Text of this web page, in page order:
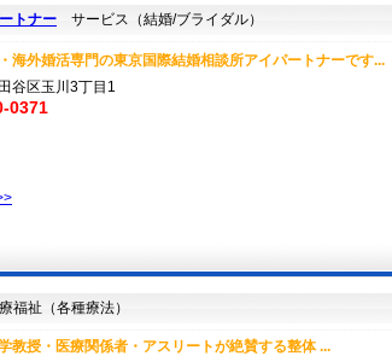
トナー サービス（結婚/ブライダル）
海外婚活専門の東京国際結婚相談所アイパートナーです...
谷区玉川3丁目1
0371
福祉（各種療法）
教授・医療関係者・アスリートが絶賛する整体 ...